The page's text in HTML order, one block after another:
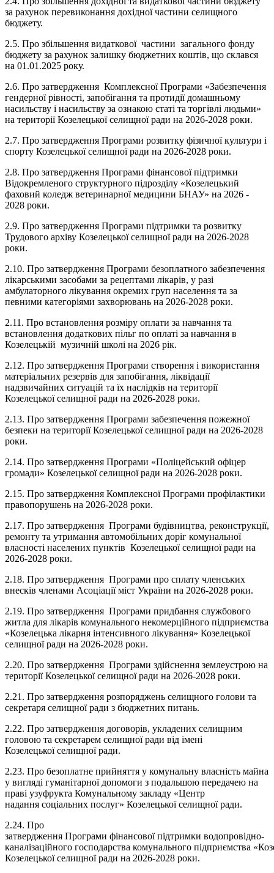
за рахунок перевиконання дохідної частини селищного
бюджету.
2.5. Про збільшення видаткової частини загального фонду
бюджету за рахунок залишку бюджетних коштів, що склався
на 01.01.2025 року.
2.6. Про затвердження Комплексної Програми «Забезпечення
гендерної рівності, запобігання та протидії домашньому
насильству і насильству за ознакою статі та торгівлі людьми»
на території Козелецької селищної ради на 2026-2028 роки.
2.7. Про затвердження Програми розвитку фізичної культури і
спорту Козелецької селищної ради на 2026-2028 роки.
2.8. Про затвердження Програми фінансової підтримки
Відокремленого структурного підрозділу «Козелецький
фаховий коледж ветеринарної медицини БНАУ» на 2026 -
2028 роки.
2.9. Про затвердження Програми підтримки та розвитку
Трудового архіву Козелецької селищної ради на 2026-2028
роки.
2.10. Про затвердження Програми безоплатного забезпечення
лікарськими засобами за рецептами лікарів, у разі
амбулаторного лікування окремих груп населення та за
певними категоріями захворювань на 2026-2028 роки.
2.11. Про встановлення розміру оплати за навчання та
встановлення додаткових пільг по оплаті за навчання в
Козелецькій музичній школі на 2026 рік.
2.12. Про затвердження Програми створення і використання
матеріальних резервів для запобігання, ліквідації
надзвичайних ситуацій та їх наслідків на території
Козелецької селищної ради на 2026-2028 роки.
2.13. Про затвердження Програми забезпечення пожежної
безпеки на території Козелецької селищної ради на 2026-2028
роки.
2.14. Про затвердження Програми «Поліцейський офіцер
громади» Козелецької селищної ради на 2026-2028 роки.
2.15. Про затвердження Комплексної Програми профілактики
правопорушень на 2026-2028 роки.
2.17. Про затвердження Програми будівництва, реконструкції,
ремонту та утримання автомобільних доріг комунальної
власності населених пунктів Козелецької селищної ради на
2026-2028 роки.
2.18. Про затвердження Програми про сплату членських
внесків членами Асоціації міст України на 2026-2028 роки.
2.19. Про затвердження Програми придбання службового
житла для лікарів комунального некомерційного підприємства
«Козелецька лікарня інтенсивного лікування» Козелецької
селищної ради на 2026-2028 роки.
2.20. Про затвердження Програми здійснення землеустрою на
території Козелецької селищної ради на 2026-2028 роки.
2.21. Про затвердження розпоряджень селищного голови та
секретаря селищної ради з бюджетних питань.
2.22. Про затвердження договорів, укладених селищним
головою та секретарем селищної ради від імені
Козелецької селищної ради.
2.23. Про безоплатне прийняття у комунальну власність майна
у вигляді гуманітарної допомоги з подальшою передачею на
праві узуфрукта Комунальному закладу «Центр
надання соціальних послуг» Козелецької селищної ради.
2.24. Про
затвердження Програми фінансової підтримки водопровідно-
каналізаційного господарства комунального підприємства
Козелецької селищної ради на 2026-2028 роки.